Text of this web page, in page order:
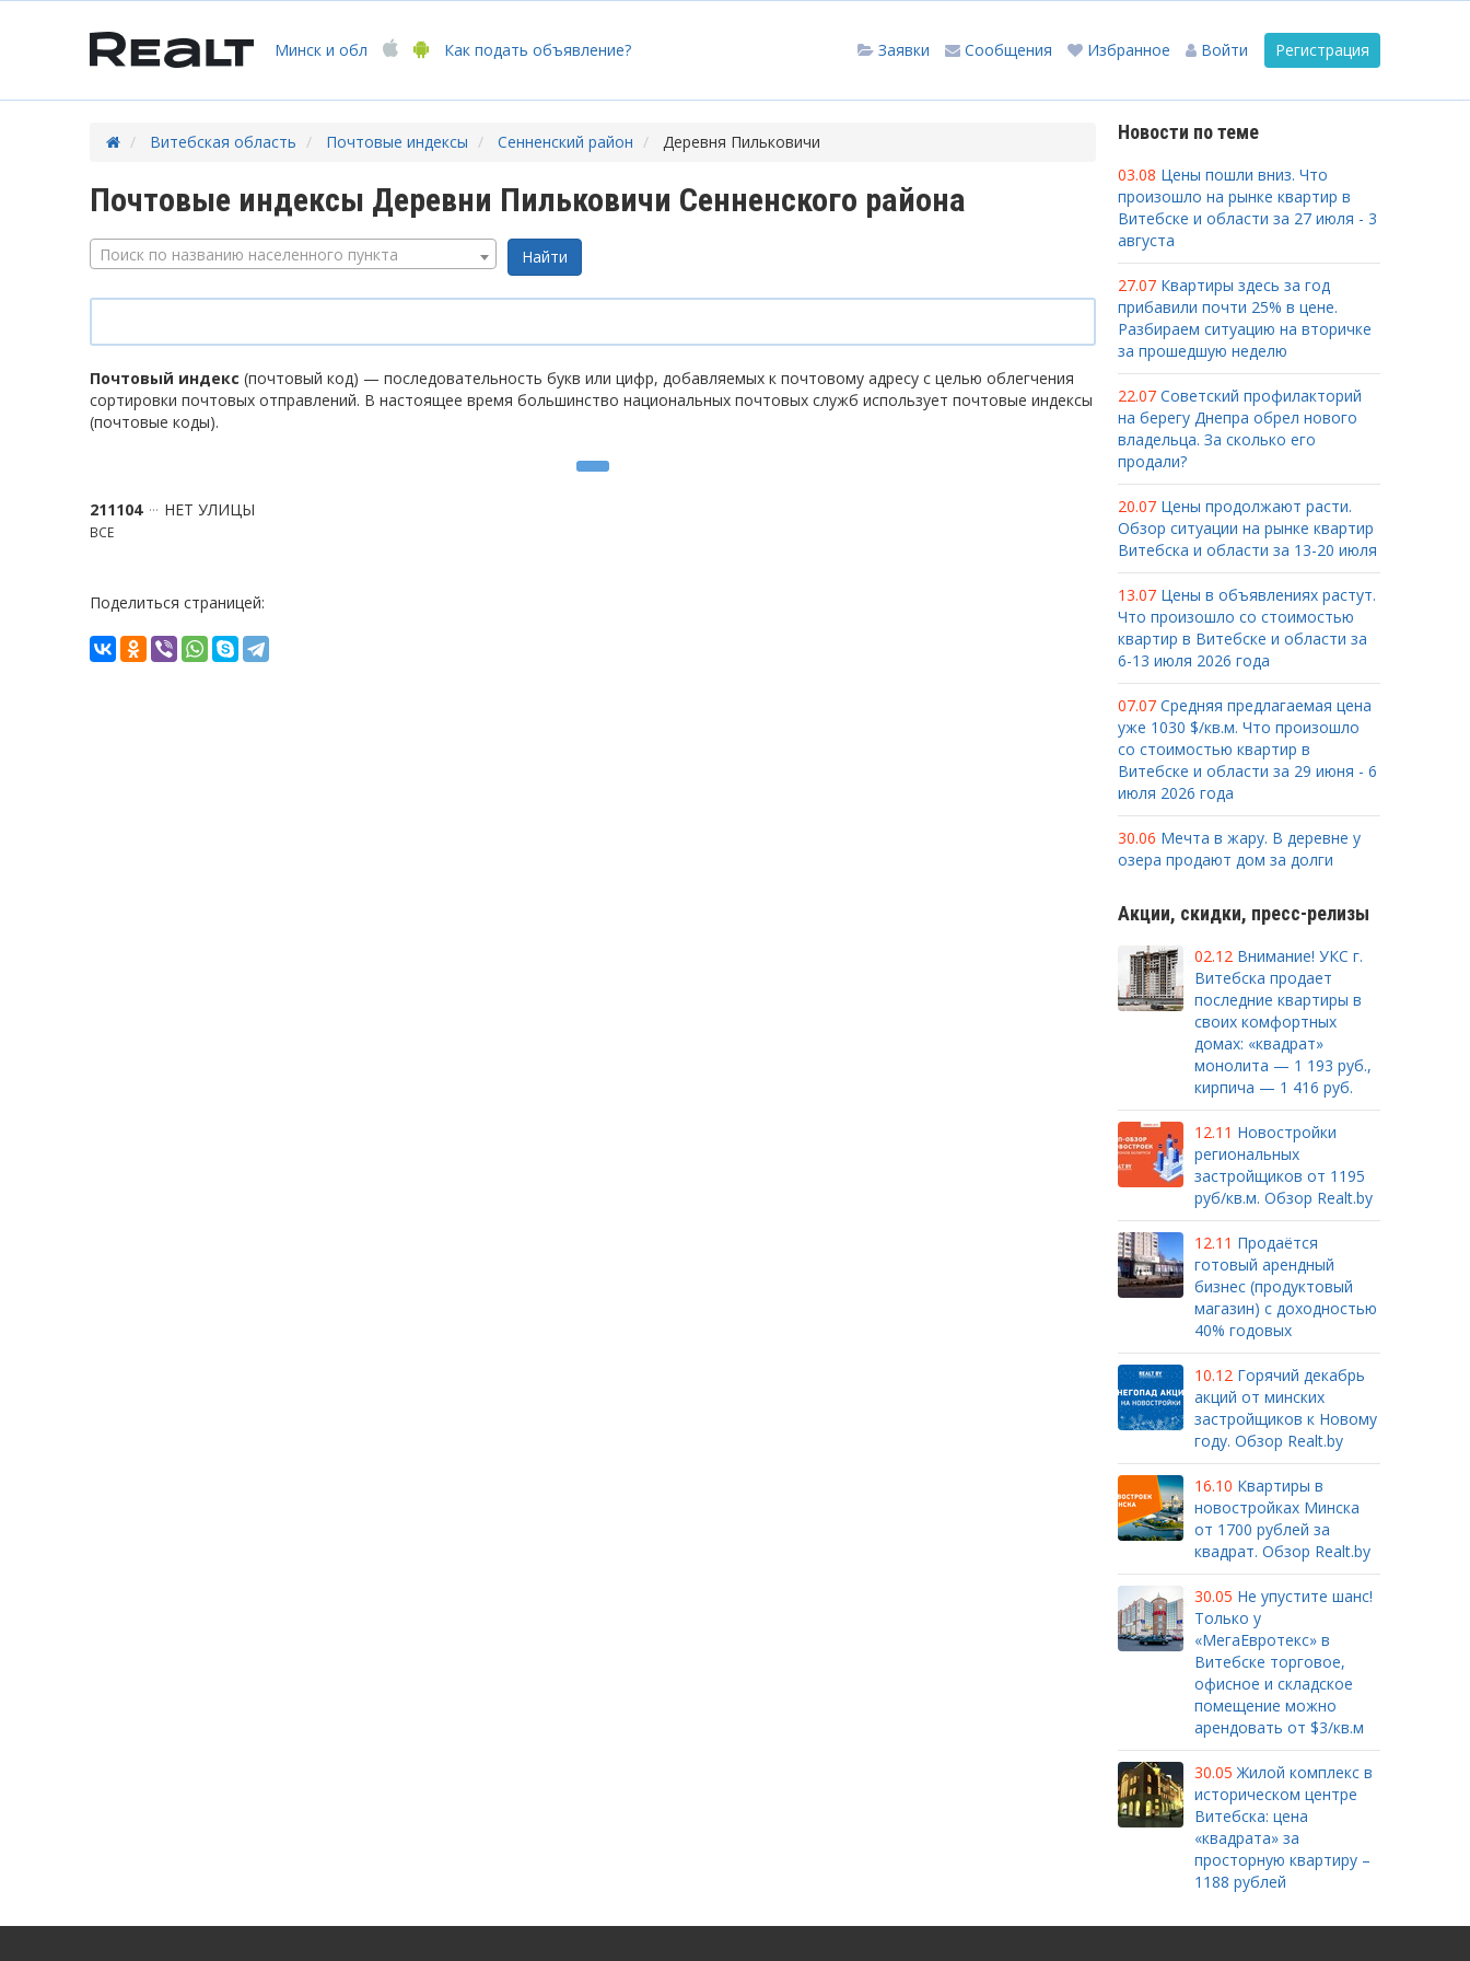
Минск и обл Как подать объявление? Регистрация
Войти
Избранное
Сообщения
Заявки
Витебская область Почтовые индексы Сенненский район Деревня Пильковичи
Почтовые индексы Деревни Пильковичи Сенненского района
Поиск по названию населенного пункта
Почтовый индекс (почтовый код) — последовательность букв или цифр, добавляемых к почтовому адресу с целью облегчения
сортировки почтовых отправлений. В настоящее время большинство национальных почтовых служб использует почтовые индексы
(почтовые коды).
211104 НЕТ УЛИЦЫ
ВСЕ
Поделиться страницей:
Новости по теме
03.08 Цены пошли вниз. Что
произошло на рынке квартир в
Витебске и области за 27 июля - 3
августа
27.07 Квартиры здесь за год
прибавили почти 25% в цене.
Разбираем ситуацию на вторичке
за прошедшую неделю
22.07 Советский профилакторий
на берегу Днепра обрел нового
владельца. За сколько его
продали?
20.07 Цены продолжают расти.
Обзор ситуации на рынке квартир
Витебска и области за 13-20 июля
13.07 Цены в объявлениях растут.
Что произошло со стоимостью
квартир в Витебске и области за
6-13 июля 2026 года
07.07 Средняя предлагаемая цена
уже 1030 $/кв.м. Что произошло
со стоимостью квартир в
Витебске и области за 29 июня - 6
июля 2026 года
30.06 Мечта в жару. В деревне у
озера продают дом за долги
Акции, скидки, пресс-релизы
02.12 Внимание! УКС г.
Витебска продает
последние квартиры в
своих комфортных
домах: «квадрат»
монолита — 1 193 руб.,
кирпича — 1 416 руб.
12.11 Новостройки
региональных
застройщиков от 1195
руб/кв.м. Обзор Realt.by
12.11 Продаётся
готовый арендный
бизнес (продуктовый
магазин) с доходностью
40% годовых
10.12 Горячий декабрь
акций от минских
застройщиков к Новому
году. Обзор Realt.by
16.10 Квартиры в
новостройках Минска
от 1700 рублей за
квадрат. Обзор Realt.by
30.05 Не упустите шанс!
Только у
«МегаЕвротекс» в
Витебске торговое,
офисное и складское
помещение можно
арендовать от $3/кв.м
30.05 Жилой комплекс в
историческом центре
Витебска: цена
«квадрата» за
просторную квартиру –
1188 рублей